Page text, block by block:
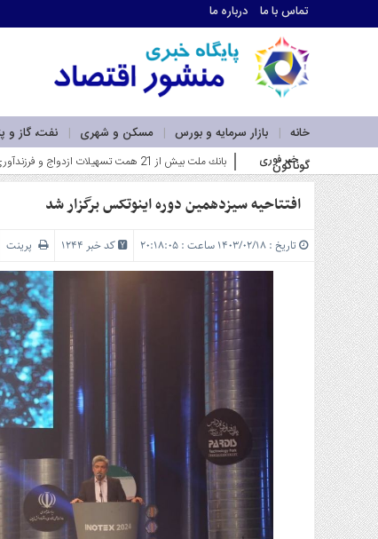
تماس با ما درباره ما
خانه بازار سرمایه و بورس مسکن و شهری نفت، گاز و
گوناگون
ما
درباره
سرویس
ها
خانه
بازار
سرمایه
و
بورس
مسکن
و
شهری
نفت،
گاز
و
پتروشیمی
صنعت
و
خودرو
استارت
خبر فوری بانك ملت بیش از 21 همت تسهیلات ازدواج و فرزندآوری پرداخت كرد؛ رشد 106 درصدی نسبت به مدت مشابه سال گذشته_
افتتاحیه سیزدهمین دوره اینوتکس برگزار شد
تاریخ : ۱۴۰۳/۰۲/۱۸ ساعت : ۲۰:۱۸:۰۵ کد خبر 1244 پرینت